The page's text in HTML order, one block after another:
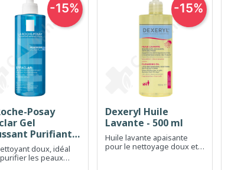
Aperçu rapide
Posay
Gel
Purifiant -
doux, idéal
les peaux
-15%
Aperçu rapide
Dexeryl Huile
Lavante - 500 ml
Huile lavante apaisante
pour le nettoyage doux et
-15%